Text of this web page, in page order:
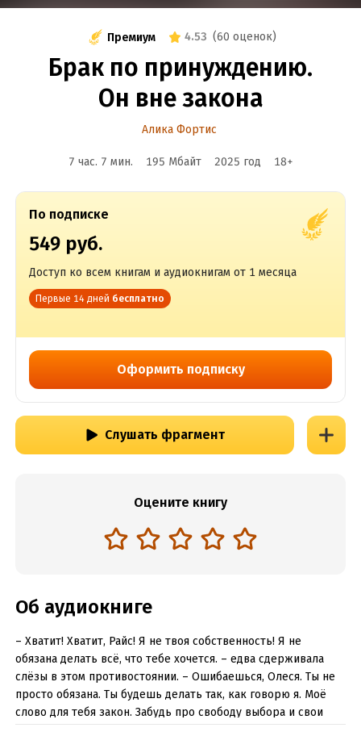
Премиум 4.53 (60 оценок)
Брак по принуждению.
Он вне закона
Алика Фортис
7 час. 7 мин. 195 Мбайт 2025 год 18+
По подписке
549 руб.
Доступ ко всем книгам и аудиокнигам от 1 месяца
Первые 14 дней бесплатно
Оформить подписку
Слушать фрагмент
Оцените книгу
Об аудиокниге
– Хватит! Хватит, Райс! Я не твоя собственность! Я не
обязана делать всё, что тебе хочется. – едва сдерживала
слёзы в этом противостоянии. – Ошибаешься, Олеся. Ты не
просто обязана. Ты будешь делать так, как говорю я. Моё
слово для тебя закон. Забудь про свободу выбора и свои